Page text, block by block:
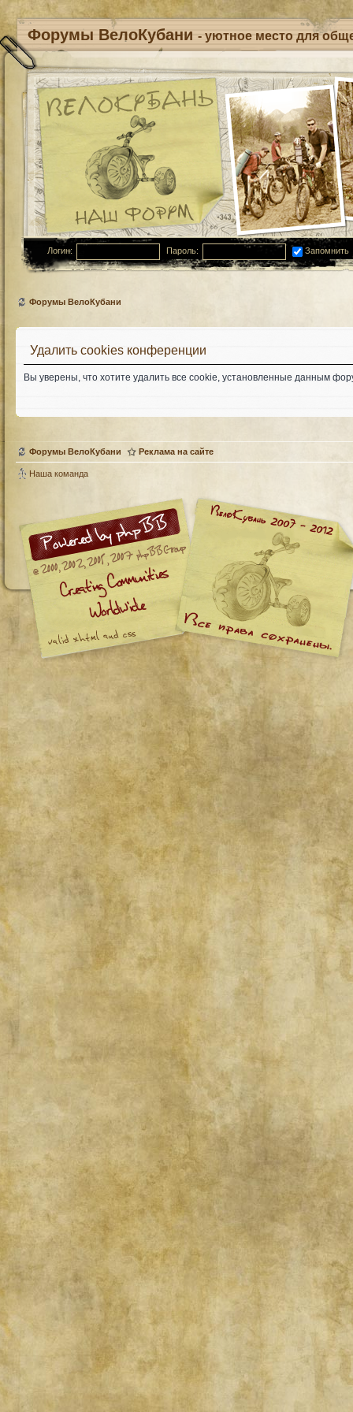
Форумы ВелоКубани - уютное место для
Логин: Пароль: Запомнить
Форумы ВелоКубани
Удалить cookies конференции
Вы уверены, что хотите удалить все cookie, установленные данным
Форумы ВелоКубани Реклама на сайте
Наша команда